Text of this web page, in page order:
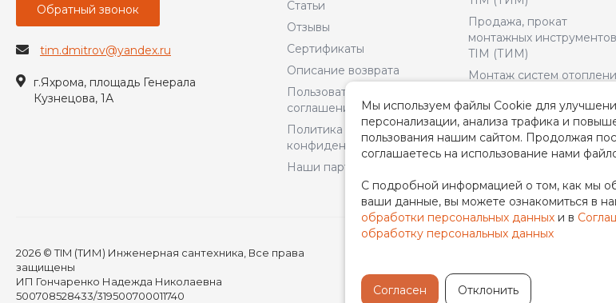
Обратный звонок
tim.dmitrov@yandex.ru
г.Яхрома, площадь Генерала
Кузнецова, 1А
Статьи
Отзывы
Сертификаты
Описание возврата
Пользовательское
соглашение
Политика
конфиденциальности
Наши партнеры
Продажа, прокат
монтажных инструментов
TIM (ТИМ)
Монтаж систем
Доставка и Оплата
2026 © TIM (ТИМ) Инженерная сантехника, Все права
защищены
ИП Гончаренко Надежда Николаевна
500708528433/319500700011740
Мы используем файлы Cookie для
персонализации, анализа трафика и
пользования нашим сайтом. Продолжая
соглашаетесь на использование нами
С подробной информацией о том, как мы
ваши данные, вы можете ознакомиться в
обработки персональных данных и в
обработку персональных данных
Согласен Отклонить